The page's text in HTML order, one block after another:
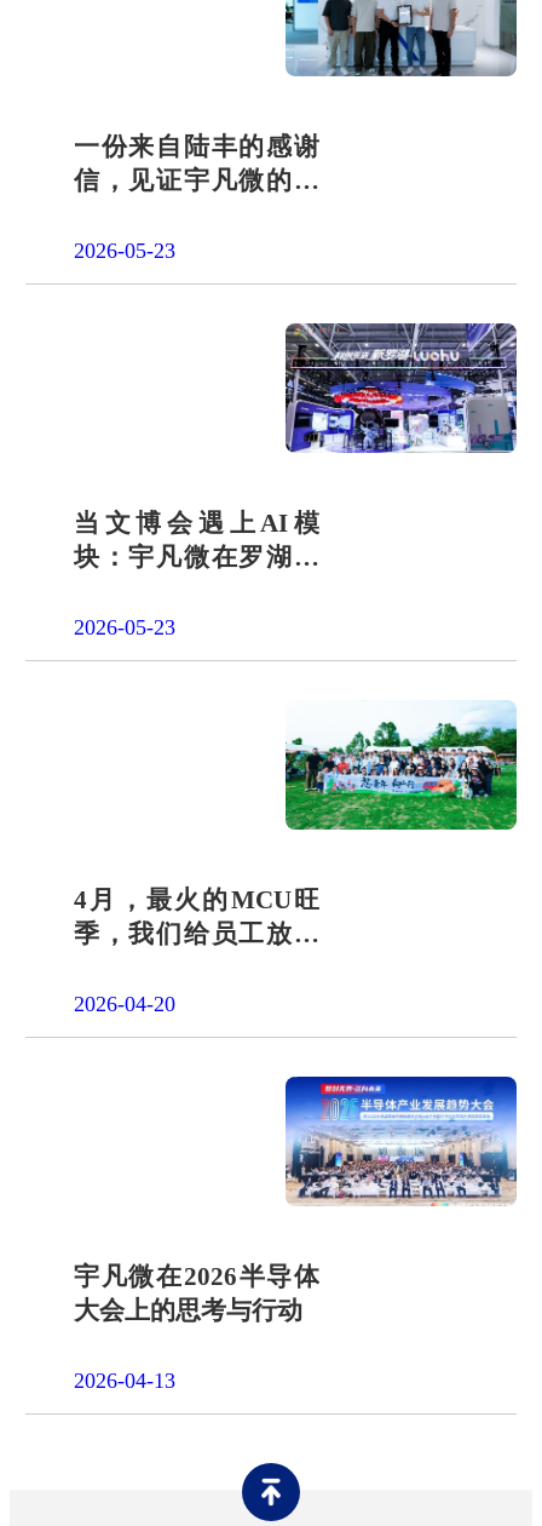
一份来自陆丰的感谢
信，见证宇凡微的社
2026-05-23
当文博会遇上AI模
块：宇凡微在罗湖展
答卷
2026-05-23
4月，最火的MCU旺
季，我们给员工放了
2026-04-20
宇凡微在2026半导体
大会上的思考与行动
2026-04-13